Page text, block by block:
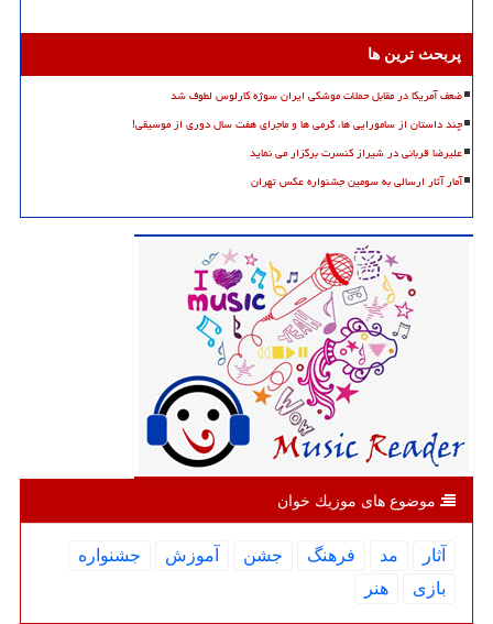
پربحث ترین ها
ضعف آمریکا در مقابل حملات موشکی ایران سوژه کارلوس لطوف شد
چند داستان از سامورایی ها، گرمی ها و ماجرای هفت سال دوری از موسیقی!
علیرضا قربانی در شیراز کنسرت برگزار می نماید
آمار آثار ارسالی به سومین جشنواره عکس تهران
موضوع های موزیك خوان
آثار مد فرهنگ جشن آموزش
جشنواره
بازی
هنر